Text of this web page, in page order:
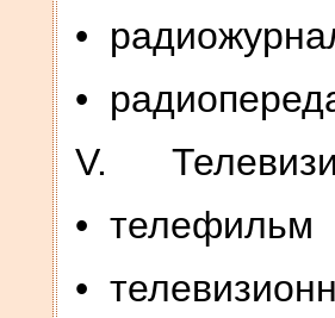
•
•
V.
• телефильм
•